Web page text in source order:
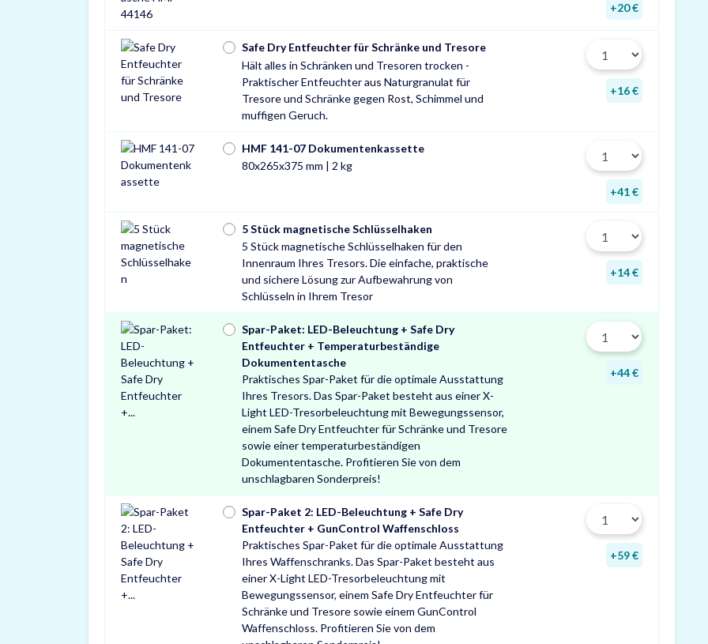
+20 €
Safe Dry Entfeuchter für Schränke und Tresore
Hält alles in Schränken und Tresoren trocken -
Praktischer Entfeuchter aus Naturgranulat für
Tresore und Schränke gegen Rost, Schimmel und
muffigen Geruch.
+16 €
HMF 141-07 Dokumentenkassette
80x265x375 mm | 2 kg
+41 €
5 Stück magnetische Schlüsselhaken
5 Stück magnetische Schlüsselhaken für den
Innenraum Ihres Tresors. Die einfache, praktische
und sichere Lösung zur Aufbewahrung von
Schlüsseln in Ihrem Tresor
+14 €
Spar-Paket: LED-Beleuchtung + Safe Dry
Entfeuchter + Temperaturbeständige
Dokumententasche
Praktisches Spar-Paket für die optimale Ausstattung
Ihres Tresors. Das Spar-Paket besteht aus einer X-
Light LED-Tresorbeleuchtung mit Bewegungssensor,
einem Safe Dry Entfeuchter für Schränke und Tresore
sowie einer temperaturbeständigen
Dokumententasche. Profitieren Sie von dem
unschlagbaren Sonderpreis!
+44 €
Spar-Paket 2: LED-Beleuchtung + Safe Dry
Entfeuchter + GunControl Waffenschloss
Praktisches Spar-Paket für die optimale Ausstattung
Ihres Waffenschranks. Das Spar-Paket besteht aus
einer X-Light LED-Tresorbeleuchtung mit
Bewegungssensor, einem Safe Dry Entfeuchter für
Schränke und Tresore sowie einem GunControl
Waffenschloss. Profitieren Sie von dem
+59 €